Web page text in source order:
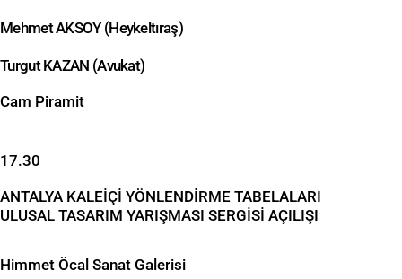
Mehmet AKSOY (Heykeltıraş)
Turgut KAZAN (Avukat)
Cam Piramit
17.30
ANTALYA KALEİÇİ YÖNLENDİRME TABELALARI
ULUSAL TASARIM YARIŞMASI SERGİSİ AÇILIŞI
Himmet Öcal Sanat Galerisi